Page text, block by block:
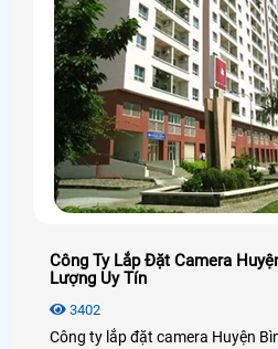
Công Ty Lắp Đặt Camera
Lượng Uy Tín
3402
Công ty lắp đặt camera Huyện